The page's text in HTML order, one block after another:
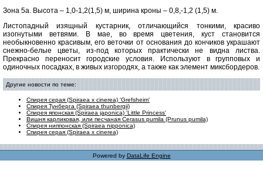
Зона 5а. Высота – 1,0-1,2(1,5) м, ширина кроны – 0,8,-1,2 (1,5) м.
Листопадный изящный кустарник, отличающийся тонкими, красиво
изогнутыми ветвями. В мае, во время цветения, куст становится
необыкновенно красивым, его веточки от основания до кончиков украшают
снежно-белые цветы, из-под которых практически не видна листва.
Прекрасно переносит городские условия. Используют в групповых и
одиночных посадках, в живых изгородях, а также как элемент миксбордеров.
Другие новости по теме:
Спирея серая (Spiraea x cinerea) 'Grefsheim'
Спирея Тунберга (Spiraea thunbergii)
Спирея японская (Spiraea japonica) 'Little Princess'
Вишня карликовая, или песчаная Cerasus pumila (Prunus pumila)
Спирея ниппонская (Spiraea nipponica)
Спирея серая (Spiraea x cinerea)
Powered by DataLife Engine